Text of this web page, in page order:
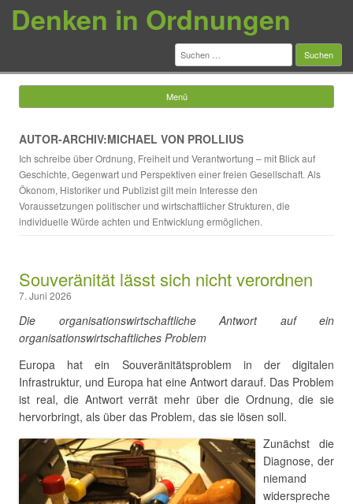
Denken in Ordnungen
Suchen
nach:
Menü
AUTOR-ARCHIV:MICHAEL VON PROLLIUS
Ich schreibe über Ordnung, Freiheit und Verantwortung – mit Blick auf
Geschichte, Gegenwart und Perspektiven einer freien Gesellschaft. Als
Ökonom, Historiker und Publizist gilt mein Interesse den
Voraussetzungen politischer und wirtschaftlicher Strukturen, die
individuelle Würde achten und Entwicklung ermöglichen.
Souveränität lässt sich nicht verordnen
7. Juni 2026
Die organisationswirtschaftliche Antwort auf ein
organisationswirtschaftliches Problem
Europa hat ein Souveränitätsproblem in der digitalen
Infrastruktur, und Europa hat eine Antwort darauf. Das Problem
ist real, die Antwort verrät mehr über die Ordnung, die sie
hervorbringt, als über das Problem, das sie lösen soll.
Zunächst die
Diagnose, der
niemand
widerspreche